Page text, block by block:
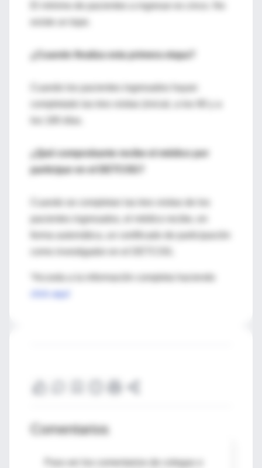
El mínimo de pacientes a ingresar es cinco. No
existe un tope.
¿Cuando finaliza esta primera etapa?
Cuando los pacientes ingresados hayan
¿Qué comprobante recibe el médico por
participar en el DETCOG?
pacientes ingresados, el médico recibe, en
como investigador en el DETCOG.
click aquí
Comentarios
Para ver los comentarios de colegas o